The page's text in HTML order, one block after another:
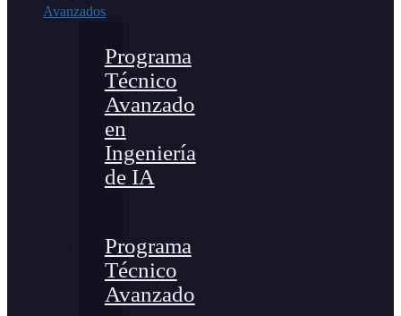
Avanzados
Programa
Técnico
Avanzado
en
Ingeniería
de IA
Programa
Técnico
Avanzado